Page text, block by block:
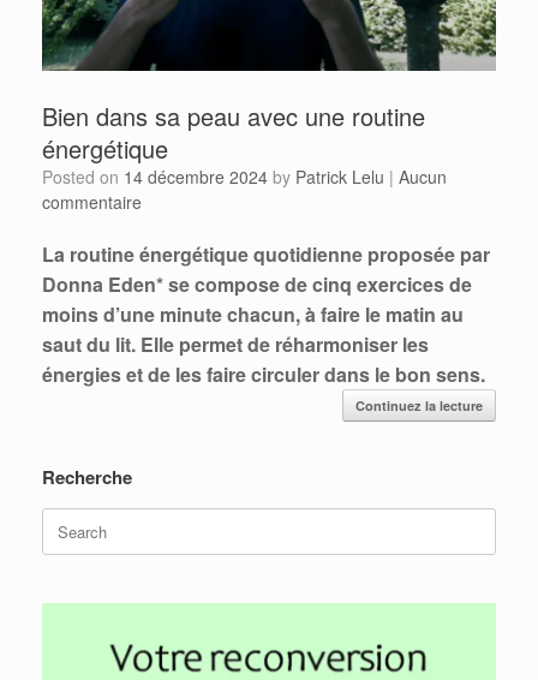
Bien dans sa peau avec une routine
énergétique
Posted on 14 décembre 2024 by Patrick Lelu | Aucun
commentaire
La routine énergétique quotidienne proposée par
Donna Eden* se compose de cinq exercices de
moins d’une minute chacun,à faire le matin au
saut du lit. Elle permet de réharmoniser les
énergies et de les faire circuler dans le bon sens.
Continuez la lecture
Recherche
Search
for: